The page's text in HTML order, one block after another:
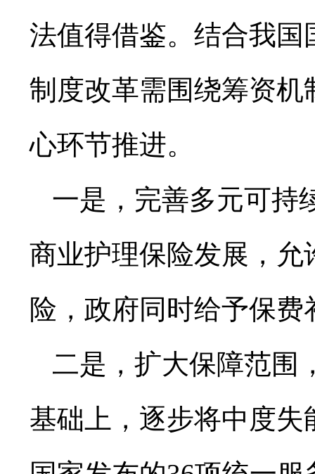
法值得借鉴。结合我国
制度改革需围绕筹资
心环节推进。
一是，完善多元可持
商业护理保险发展，
险，政府同时给予保费
二是，扩大保障范围
基础上，逐步将中度